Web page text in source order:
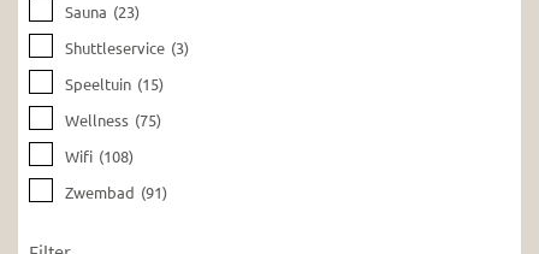
Sauna (23)
Shuttleservice (3)
Speeltuin (15)
Wellness (75)
Wifi (108)
Zwembad (91)